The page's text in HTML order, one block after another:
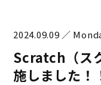
2024.09.09 ／
Scratch（ス
施しました！